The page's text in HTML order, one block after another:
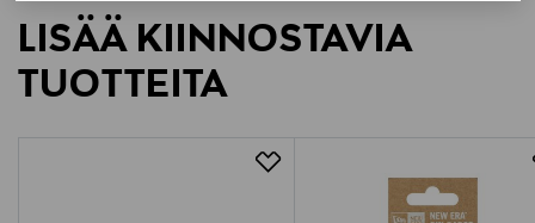
Valmistaja
Ralph Lauren Corporation
24 Route de la Galaise, CH - 1228 Plan-les-Ouates
LISÄÄ KIINNOSTAVIA
TUOTTEITA